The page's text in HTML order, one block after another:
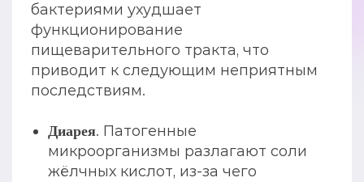
бактериями ухудшает
функционирование
пищеварительного тракта, что
приводит к следующим неприятным
последствиям.
Диарея. Патогенные
микроорганизмы разлагают соли
жёлчных кислот, из-за чего